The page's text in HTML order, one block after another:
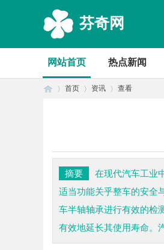
芬奇网
网站首页 热点新闻
首页 资讯 查看
摘要
在现代汽车工业
适当功能关乎整车的安全
车半轴轴承进行有效的检
有效地延长其使用寿命。